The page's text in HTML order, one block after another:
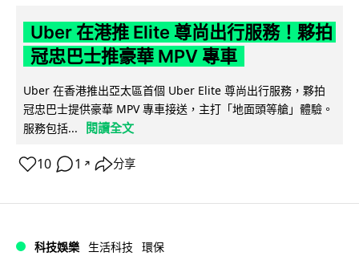
Uber 在港推 Elite 尊尚出行服務！夥拍
冠忠巴士推豪華 MPV 專車
Uber 在香港推出亞太區首個 Uber Elite 尊尚出行服務，夥拍
冠忠巴士提供豪華 MPV 專車接送，主打「地面頭等艙」體驗。
服務包括...
閱讀全文
10 1 ↗ 分享
科技娛樂 生活科技 環保